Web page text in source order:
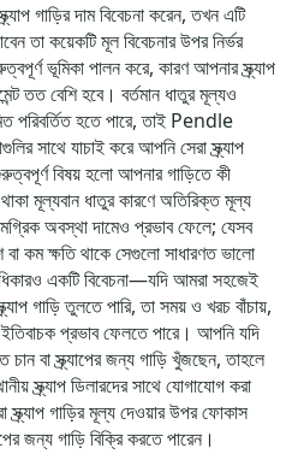
গাড়ির দাম বিবেচনা করেন, তখন এটি
তা কয়েকটি মূল বিবেচনার উপর নির্ভর
ভূমিকা পালন করে, কারণ আপনার স্ক্র্যাপ
তত বেশি হবে। বর্তমান ধাতুর মূল্যও
পরিবর্তিত হতে পারে, তাই Pendle
সাথে যাচাই করে আপনি সেরা স্ক্র্যাপ
বিষয় হলো আপনার গাড়িতে কী
মূল্যবান ধাতুর কারণে অতিরিক্ত মূল্য
অবস্থা দামেও প্রভাব ফেলে; যেসব
কম ক্ষতি থাকে সেগুলো সাধারণত ভালো
একটি বিবেচনা—যদি আমরা সহজেই
গাড়ি তুলতে পারি, তা সময় ও খরচ বাঁচায়,
ইতিবাচক প্রভাব ফেলতে পারে। আপনি যদি
চান বা স্ক্র্যাপের জন্য গাড়ি খুঁজছেন, তাহলে
স্ক্র্যাপ ডিলারদের সাথে যোগাযোগ করা
স্ক্র্যাপ গাড়ির মূল্য দেওয়ার উপর ফোকাস
জন্য গাড়ি বিক্রি করতে পারেন।